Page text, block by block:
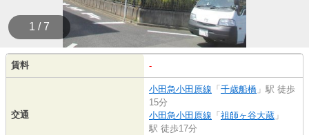
1 / 7
賃料 -
交通
小田急小田原線 「 千歳船橋 」駅 徒歩
15分
小田急小田原線 「 祖師ヶ谷大蔵 」
駅 徒歩17分